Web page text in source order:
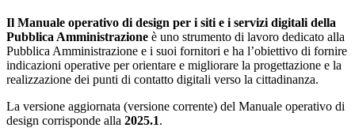
Il Manuale operativo di design per i siti e i servizi digitali della
Pubblica Amministrazione è uno strumento di lavoro dedicato alla
Pubblica Amministrazione e i suoi fornitori e ha l’obiettivo di fornire
indicazioni operative per orientare e migliorare la progettazione e la
realizzazione dei punti di contatto digitali verso la cittadinanza.
La versione aggiornata (versione corrente) del Manuale operativo di
design corrisponde alla 2025.1.